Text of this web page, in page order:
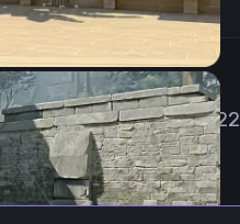
киберспортивную
организации AVEZ. 22
2023 становится
ESC Gaming.